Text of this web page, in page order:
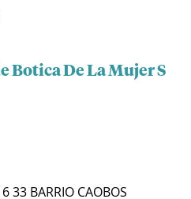
Botica De La Mujer S
33 BARRIO CAOBOS